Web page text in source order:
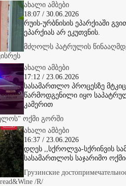
ახალი ამბები
18:07 / 30.06.2026
რუის-ურბნისის ეპარქიაში
ეპარქიას არ ეკუთვნის.
მძღოლს პატრულის
ახალი ამბები
17:12 / 23.06.2026
სასამართლო პროცესზე
წარმოდგენილი იყო
კამერით
ოქმი გორში
ახალი ამბები
16:37 / 23.06.2026
დღეს ,,სქროლვა-სქრინვის
სასამართლოს საჯარიმო
Грузинские
/R/